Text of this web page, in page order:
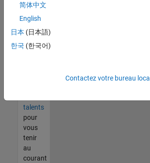
pas
d'offre
corresponde
à vos
talents
pour
vous
tenir
au
courant
简体中文
English
日本 (日本語)
한국 (한국어)
Contactez votre bureau local